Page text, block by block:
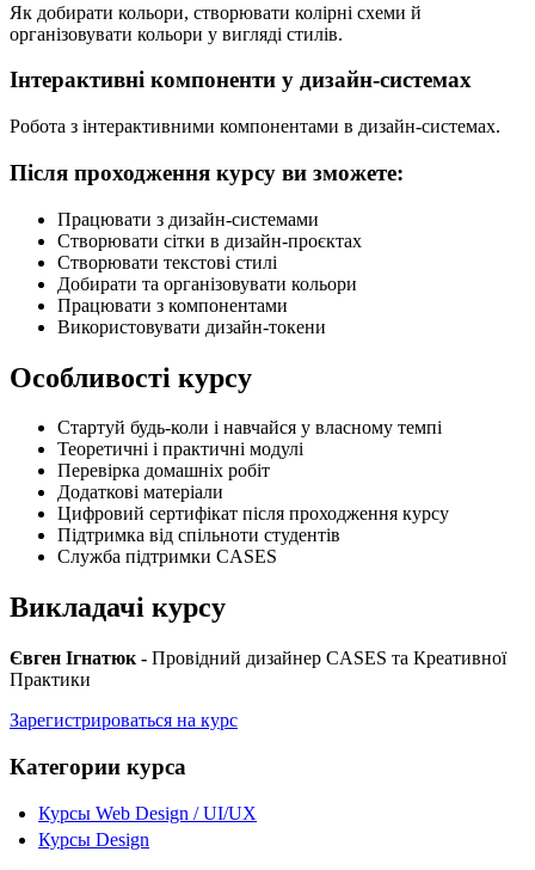
Як добирати кольори, створювати колірні схеми й
організовувати кольори у вигляді стилів.
Інтерактивні компоненти у дизайн-системах
Робота з інтерактивними компонентами в дизайн-системах.
Після проходження курсу ви зможете:
Працювати з дизайн-системами
Створювати сітки в дизайн-проєктах
Створювати текстові стилі
Добирати та організовувати кольори
Працювати з компонентами
Використовувати дизайн-токени
Особливості курсу
Стартуй будь-коли і навчайся у власному темпі
Теоретичні і практичні модулі
Перевірка домашніх робіт
Додаткові матеріали
Цифровий сертифікат після проходження курсу
Підтримка від спільноти студентів
Служба підтримки CASES
Викладачі курсу
Євген Ігнатюк - Провідний дизайнер CASES та Креативної
Практики
Зарегистрироваться на курс
Категории курса
Курсы Web Design / UI/UX
Курсы Design